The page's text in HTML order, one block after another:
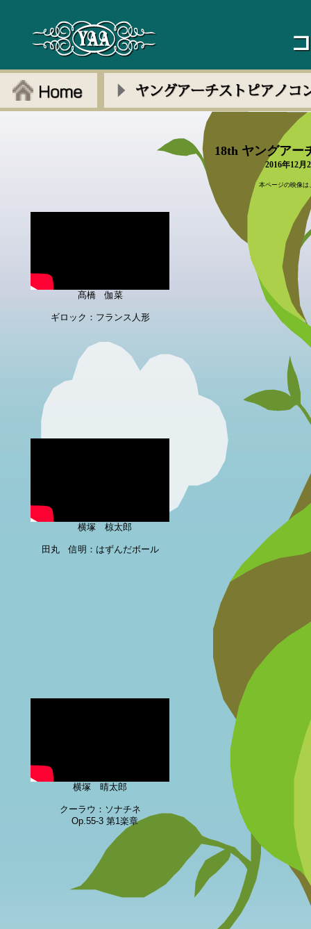
18th ヤングアー
2016年12月
本ページの映像は
髙橋 伽菜
ギロック：フランス人形
横塚 椋太郎
田丸 信明：はずんだボール
横塚 晴太郎
クーラウ：ソナチネ
Op.55-3 第1楽章